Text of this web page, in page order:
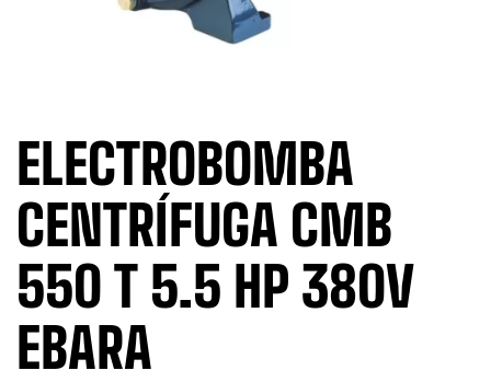
ELECTROBOMBA
CENTRÍFUGA CMB
550 T 5.5 HP 380V
EBARA